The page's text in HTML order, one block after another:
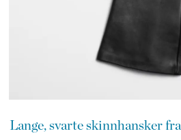
Lange, svarte skinnhansker